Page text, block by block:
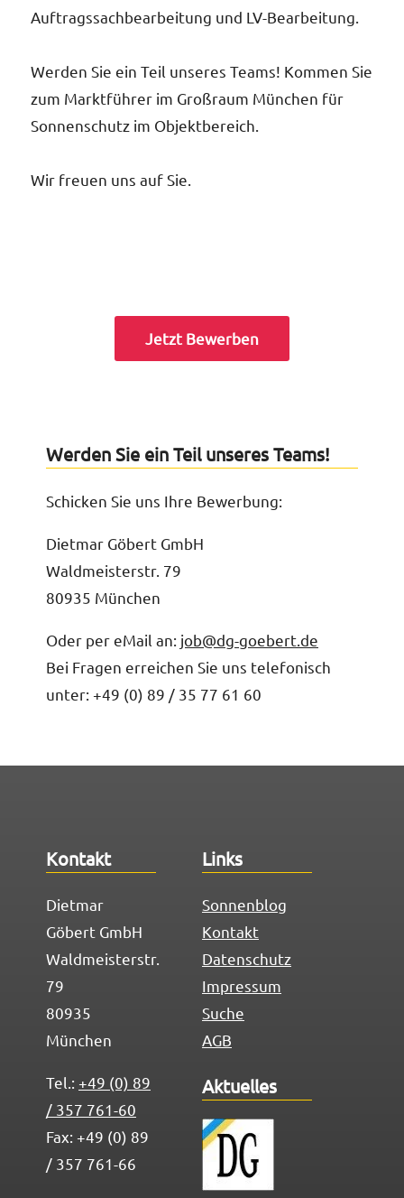
Auftragssachbearbeitung und LV-Bearbeitung.
Werden Sie ein Teil unseres Teams! Kommen Sie
zum Marktführer im Großraum München für
Sonnenschutz im Objektbereich.
Wir freuen uns auf Sie.
Jetzt Bewerben
Werden Sie ein Teil unseres Teams!
Schicken Sie uns Ihre Bewerbung:
Dietmar Göbert GmbH
Waldmeisterstr. 79
80935 München
Oder per eMail an: job@dg-goebert.de
Bei Fragen erreichen Sie uns telefonisch
unter: +49 (0) 89 / 35 77 61 60
Kontakt
Dietmar
Göbert GmbH
Waldmeisterstr.
79
80935
München
Tel.: +49 (0) 89
/ 357 761-60
Fax: +49 (0) 89
/ 357 761-66
Links
Sonnenblog
Kontakt
Datenschutz
Impressum
Suche
AGB
Aktuelles